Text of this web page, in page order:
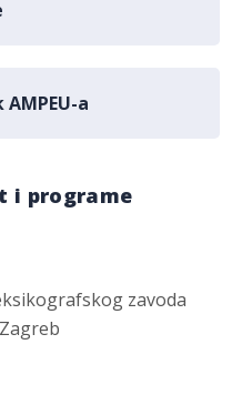
a
i programe
zavoda